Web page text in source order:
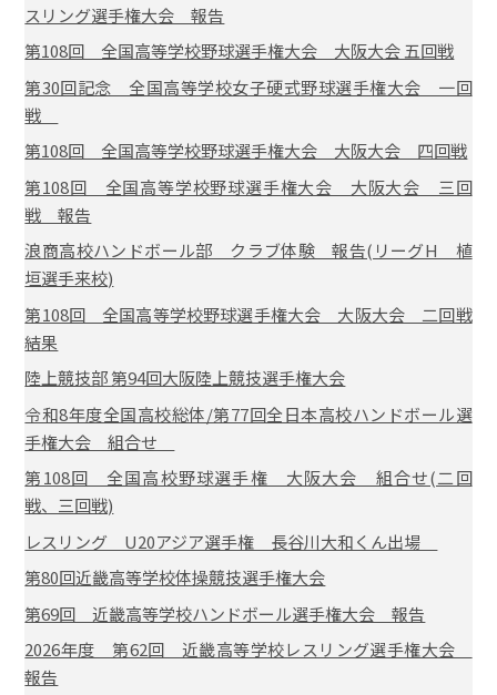
スリング選手権大会 報告
第108回 全国高等学校野球選手権大会 大阪大会 五回戦
第30回記念 全国高等学校女子硬式野球選手権大会 一回
戦
第108回 全国高等学校野球選手権大会 大阪大会 四回戦
第108回 全国高等学校野球選手権大会 大阪大会 三回
戦 報告
浪商高校ハンドボール部 クラブ体験 報告(リーグH 植
垣選手来校)
第108回 全国高等学校野球選手権大会 大阪大会 二回戦
結果
陸上競技部 第94回大阪陸上競技選手権大会
令和8年度全国高校総体/第77回全日本高校ハンドボール選
手権大会 組合せ
第108回 全国高校野球選手権 大阪大会 組合せ(二回
戦、三回戦)
レスリング U20アジア選手権 長谷川大和くん出場
第80回近畿高等学校体操競技選手権大会
第69回 近畿高等学校ハンドボール選手権大会 報告
2026年度 第62回 近畿高等学校レスリング選手権大会
報告